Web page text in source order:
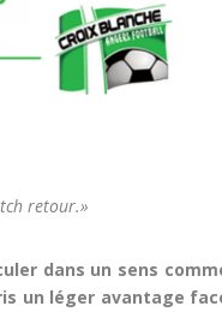
retour.»
dans un sens
un léger avantage